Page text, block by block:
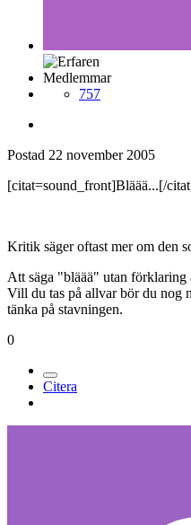
Medlemmar
757
Postad 22 november 2005
[citat=sound_front]Bläää...[/
Kritik säger oftast mer om den
Att säga "bläää" utan förklaring
Vill du tas på allvar bör du nog
tänka på stavningen.
0
Citera